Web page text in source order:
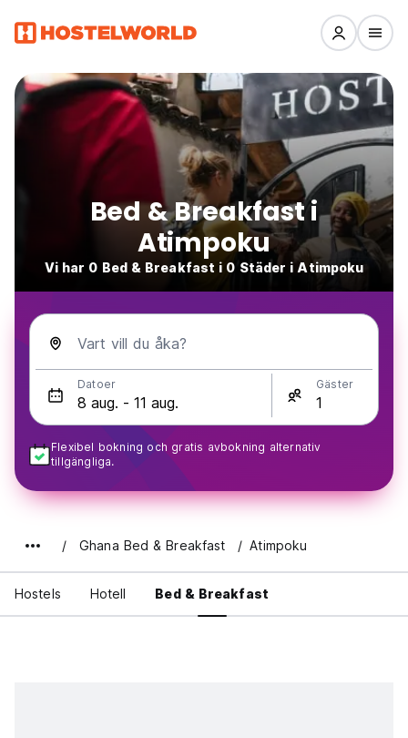
Bed & Breakfast i
Atimpoku
Vi har 0 Bed & Breakfast i 0 Städer i Atimpoku
Vart vill du åka?
Datoer Gäster
Flexibel bokning och gratis avbokning alternativ
tillgängliga.
Ghana Bed & Breakfast Atimpoku
Hostels Hotell Bed & Breakfast